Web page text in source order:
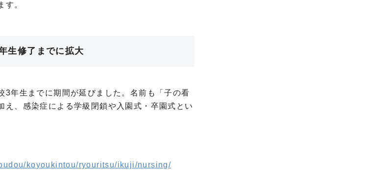
す。
生修了までに拡大
3年生までに期間が延びました。名前も「子の看
、感染症による学級閉鎖や入園式・卒園式とい
koyoukintou/ryouritsu/ikuji/nursing/